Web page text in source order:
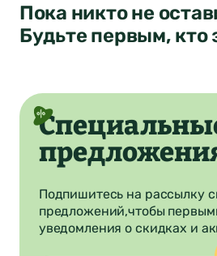
Пока никто не
Будьте первым, кто
Подпишитесь на рассылку
предложений,чтобы
уведомления о скидках и